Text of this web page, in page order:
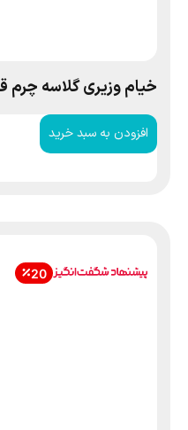
خیام وزیری گلاسه
افزودن به سبد خرید
20